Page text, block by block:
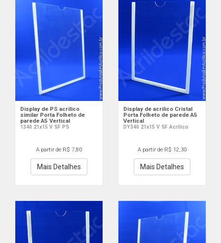
Display de PS acrilico
similar Porta Folheto de
parede A5 Vertical
1340 21x15 V SF PS
A partir de R$ 7,80
Mais Detalhes
Display de acrilico Cristal
Porta Folheto de parede A5
Vertical
DY340 21x15 V SF Acrilico
A partir de R$ 12,30
Mais Detalhes